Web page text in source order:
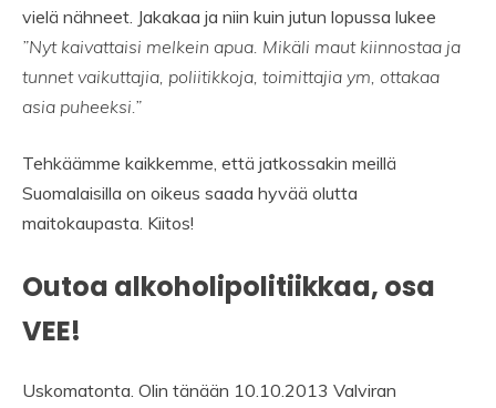
vielä nähneet. Jakakaa ja niin kuin jutun lopussa lukee
”Nyt kaivattaisi melkein apua. Mikäli maut kiinnostaa ja
tunnet vaikuttajia, poliitikkoja, toimittajia ym, ottakaa
asia puheeksi.”
Tehkäämme kaikkemme, että jatkossakin meillä
Suomalaisilla on oikeus saada hyvää olutta
maitokaupasta. Kiitos!
Outoa alkoholipolitiikkaa, osa
VEE!
Uskomatonta. Olin tänään 10.10.2013 Valviran